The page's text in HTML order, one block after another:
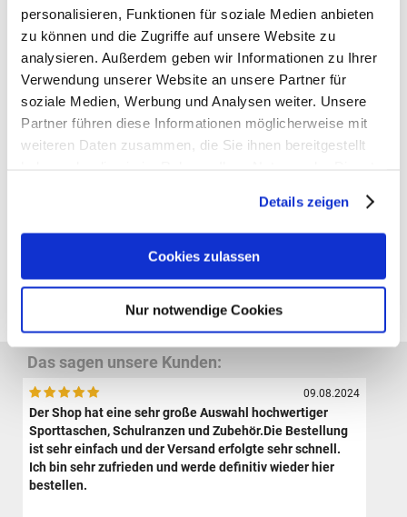
personalisieren, Funktionen für soziale Medien anbieten
zu können und die Zugriffe auf unsere Website zu
analysieren. Außerdem geben wir Informationen zu Ihrer
Verwendung unserer Website an unsere Partner für
soziale Medien, Werbung und Analysen weiter. Unsere
Partner führen diese Informationen möglicherweise mit
weiteren Daten zusammen, die Sie ihnen bereitgestellt
Details zeigen
Cookies zulassen
Nur notwendige Cookies
Alle Preise verstehen sich inklusive der gesetzl. MwSt. und zzgl.
(ab 39,00 € Bestellwert versandkostenfrei!)
Das sagen unsere Kunden:
09.08.2024
Der Shop hat eine sehr große Auswahl hochwertiger
Sporttaschen, Schulranzen und Zubehör.Die Bestellung
ist sehr einfach und der Versand erfolgte sehr schnell.
Ich bin sehr zufrieden und werde definitiv wieder hier
bestellen.